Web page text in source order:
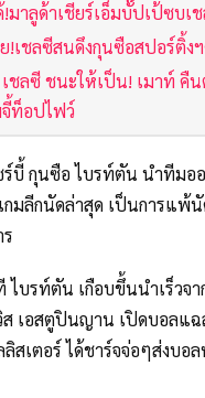
!มาลูด้าเชียร์เอ็มบั๊ปเป้ซบเ
เชลซีสนดึงกุนซือสปอร์ติ้ง
ชลซี ชนะให้เป็น! เมาท์ คืน
ท็อปไฟว์
บี้ กุนซือ ไบรท์ตัน นำทีมอ
กมลีกนัดล่าสุด เป็นการแพ้นั
ไบรท์ตัน เกือบขึ้นนำเร็วจ
ส เอสตูปินญาน เปิดบอลแ
สเตอร์ ได้ชาร์จจ่อๆส่งบอ